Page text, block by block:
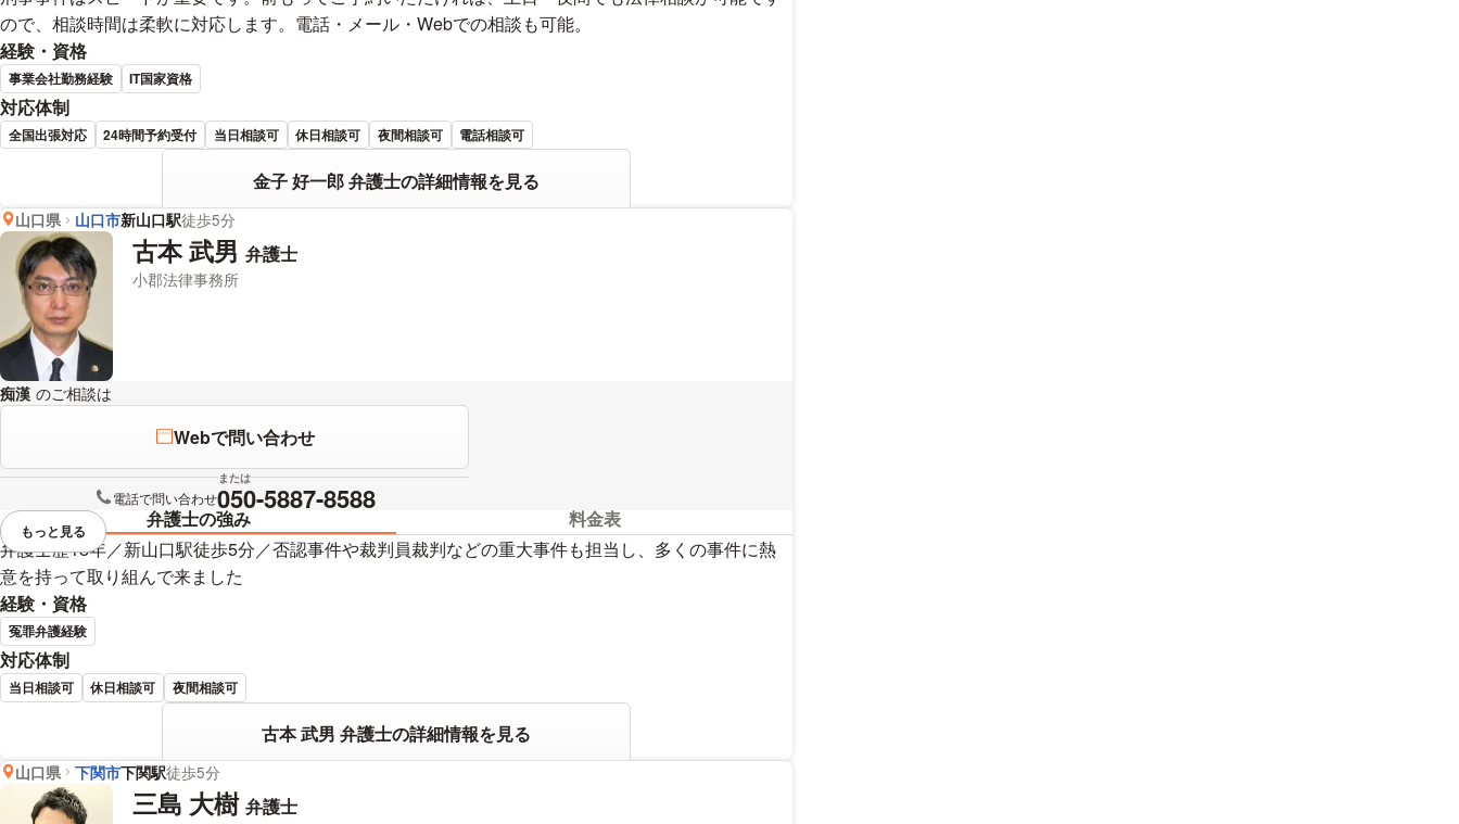
ので、相談時間は柔軟に対応します。電話・メール・Webでの相談も可能。
経験・資格
事業会社勤務経験 IT国家資格
対応体制
全国出張対応 24時間予約受付 当日相談可 休日相談可 夜間相談可 電話相談可
金子 好一郎 弁護士の詳細情報を見る
山口県 山口市新山口駅徒歩5分
古本 武男 弁護士
小郡法律事務所
痴漢 のご相談は
Webで問い合わせ
または
電話で問い合わせ050-5887-8588
弁護士の強み
料金表
弁護士歴18年／新山口駅徒歩5分／否認事件や裁判員裁判などの重大事件も担当し、多くの事件に熱
意を持って取り組んで来ました
経験・資格
冤罪弁護経験
対応体制
当日相談可 休日相談可 夜間相談可
古本 武男 弁護士の詳細情報を見る
視覚的に省略されている要素を
もっと見る
山口県 下関市下関駅徒歩5分
三島 大樹 弁護士